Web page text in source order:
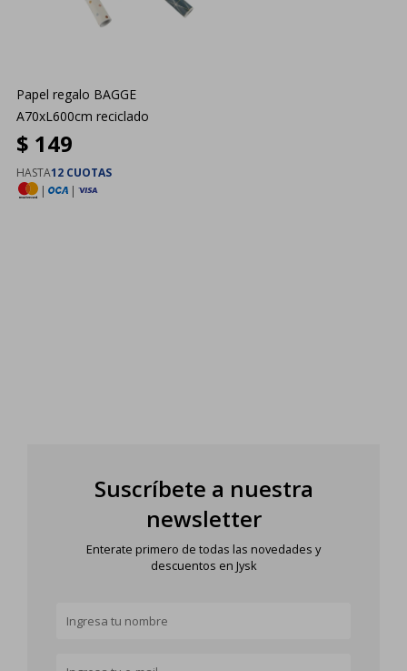
Papel regalo BAGGE
A70xL600cm reciclado
$ 149
HASTA12 CUOTAS
|
|
Suscríbete a nuestra
newsletter
Enterate primero de todas las novedades y
descuentos en Jysk